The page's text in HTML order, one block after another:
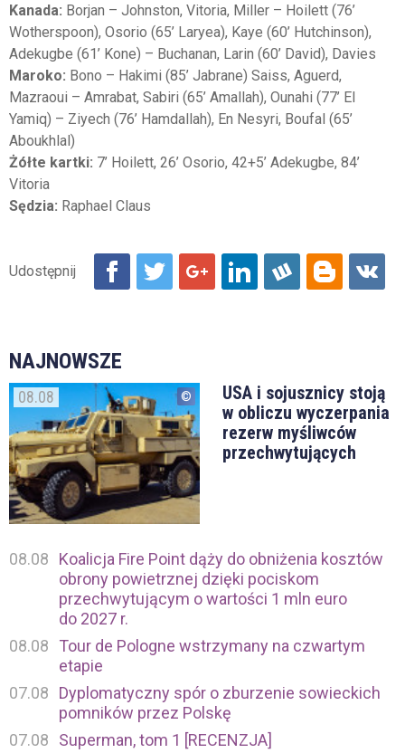
Kanada: Borjan – Johnston, Vitoria, Miller – Hoilett (76’
Wotherspoon), Osorio (65’ Laryea), Kaye (60’ Hutchinson),
Adekugbe (61’ Kone) – Buchanan, Larin (60’ David), Davies
Maroko: Bono – Hakimi (85’ Jabrane) Saiss, Aguerd,
Mazraoui – Amrabat, Sabiri (65’ Amallah), Ounahi (77’ El
Yamiq) – Ziyech (76’ Hamdallah), En Nesyri, Boufal (65’
Aboukhlal)
Żółte kartki: 7’ Hoilett, 26’ Osorio, 42+5’ Adekugbe, 84’
Vitoria
Sędzia: Raphael Claus
NAJNOWSZE
08.08
USA i sojusznicy stoją
w obliczu wyczerpania
rezerw myśliwców
przechwytujących
08.08
Koalicja Fire Point dąży do obniżenia kosztów
obrony powietrznej dzięki pociskom
przechwytującym o wartości 1 mln euro
do 2027 r.
08.08
Tour de Pologne wstrzymany na czwartym
etapie
07.08
Dyplomatyczny spór o zburzenie sowieckich
pomników przez Polskę
07.08
Superman, tom 1 [RECENZJA]